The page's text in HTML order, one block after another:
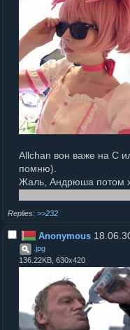
Allchan вон важе на C
помню).
Жаль, Андрюша потом
>>232
Anonymous
jpg
136.22KB, 630x420